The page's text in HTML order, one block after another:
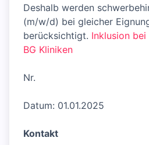
Deshalb werden
(m/w/d) bei gleicher
berücksichtigt. Inklusion bei
BG Kliniken
Nr.
Datum: 01.01.2025
Kontakt